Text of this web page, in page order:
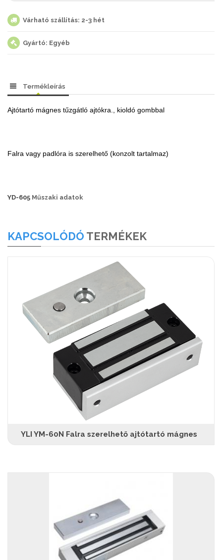
Várható szállítás: 2-3 hét
Gyártó: Egyéb
Termékleírás
Ajtótartó mágnes tűzgátló ajtókra., kioldó gombbal
Falra vagy padlóra is szerelhető (konzolt tartalmaz)
YD-605 Műszaki adatok
KAPCSOLÓDÓ TERMÉKEK
YLI YM-60N Falra szerelhető ajtótartó mágnes